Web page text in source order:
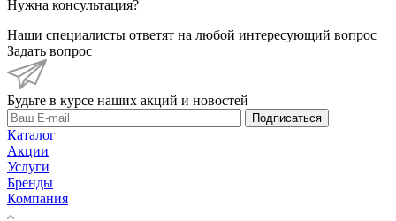
Нужна консультация?
Наши специалисты ответят на любой интересующий вопрос
Задать вопрос
Будьте в курсе наших акций и новостей
Подписаться
Каталог
Акции
Услуги
Бренды
Компания